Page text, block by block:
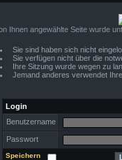
Ihnen angewählte Seite wurde
Sie sind haben sich nicht
Sie verfügen nicht über die
Ihre Sitzung wurde wegen zu
Jemand anderes verwendet
Login
Benutzername
Passwort
Speichern